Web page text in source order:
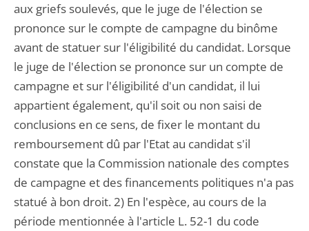
aux griefs soulevés, que le juge de l'élection se
prononce sur le compte de campagne du binôme
avant de statuer sur l'éligibilité du candidat. Lorsque
le juge de l'élection se prononce sur un compte de
campagne et sur l'éligibilité d'un candidat, il lui
appartient également, qu'il soit ou non saisi de
conclusions en ce sens, de fixer le montant du
remboursement dû par l'Etat au candidat s'il
constate que la Commission nationale des comptes
de campagne et des financements politiques n'a pas
statué à bon droit. 2) En l'espèce, au cours de la
période mentionnée à l'article L. 52-1 du code